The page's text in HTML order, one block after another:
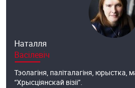
Наталля
Васілевіч
Тэолагіня, паліталагіня, юрыстка,
“Хрысціянскай візіі”.